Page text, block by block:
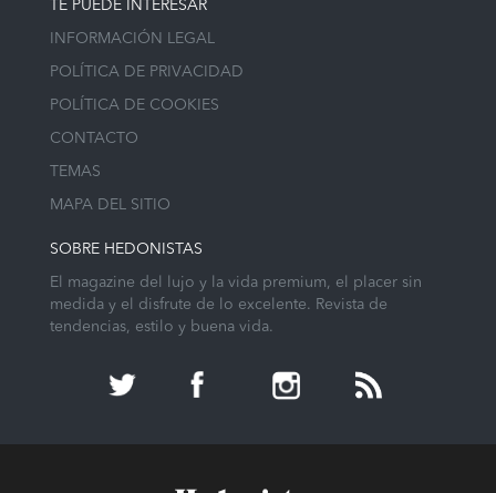
TE PUEDE INTERESAR
INFORMACIÓN LEGAL
POLÍTICA DE PRIVACIDAD
POLÍTICA DE COOKIES
CONTACTO
TEMAS
MAPA DEL SITIO
SOBRE HEDONISTAS
El magazine del lujo y la vida premium, el placer sin
medida y el disfrute de lo excelente. Revista de
tendencias, estilo y buena vida.